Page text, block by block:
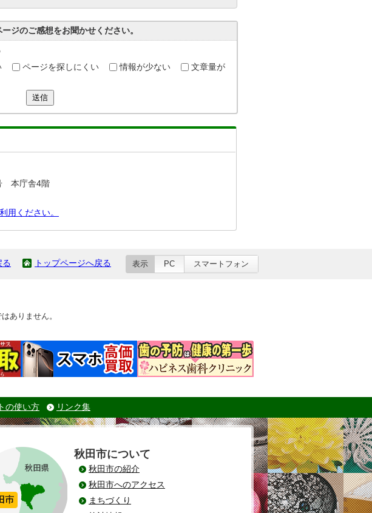
ジのご感想をお聞かせください。
ページを探しにくい 情報が少ない
文章量が
送信
本庁舎4階
用ください。
る トップページへ戻る 表示 PC スマートフォン
ありません。
の使い方 リンク集
秋田市について
秋田市の紹介
秋田市へのアクセス
まちづくり